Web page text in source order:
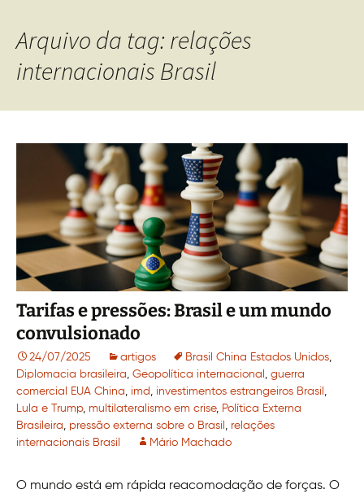
Arquivo da tag: relações
internacionais Brasil
Tarifas e pressões: Brasil e um mundo
convulsionado
24/07/2025 artigos Brasil China Estados Unidos,
Diplomacia brasileira, Geopolítica internacional , guerra
comercial EUA China, imd , investimentos estrangeiros Brasil ,
Lula e Trump, multilateralismo em crise, Política Externa
Brasileira, pressão externa sobre o Brasil , relações
internacionais Brasil
Mário Machado
O mundo está em rápida reacomodação de forças. O